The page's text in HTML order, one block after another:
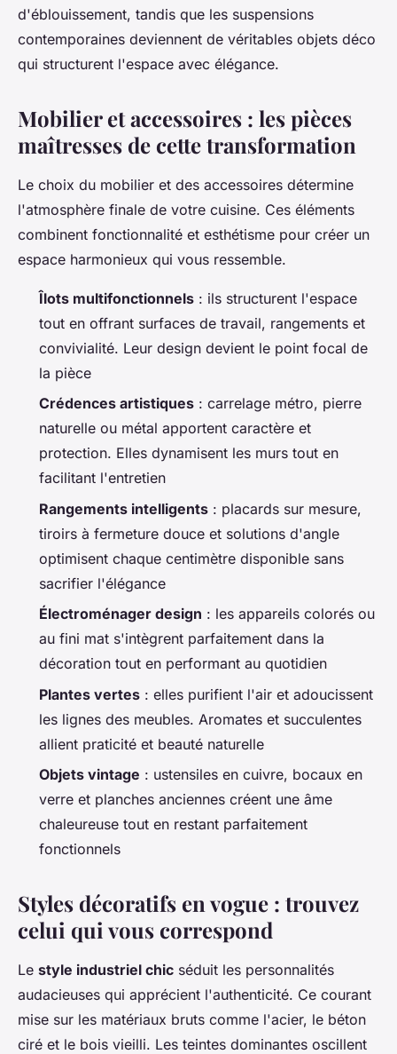
d'éblouissement, tandis que les suspensions
contemporaines deviennent de véritables objets déco
qui structurent l'espace avec élégance.
Mobilier et accessoires : les pièces
maîtresses de cette transformation
Le choix du mobilier et des accessoires détermine
l'atmosphère finale de votre cuisine. Ces éléments
combinent fonctionnalité et esthétisme pour créer un
espace harmonieux qui vous ressemble.
Îlots multifonctionnels : ils structurent l'espace
tout en offrant surfaces de travail, rangements et
convivialité. Leur design devient le point focal de
la pièce
Crédences artistiques : carrelage métro, pierre
naturelle ou métal apportent caractère et
protection. Elles dynamisent les murs tout en
facilitant l'entretien
Rangements intelligents : placards sur mesure,
tiroirs à fermeture douce et solutions d'angle
optimisent chaque centimètre disponible sans
sacrifier l'élégance
Électroménager design : les appareils colorés ou
au fini mat s'intègrent parfaitement dans la
décoration tout en performant au quotidien
Plantes vertes : elles purifient l'air et adoucissent
les lignes des meubles. Aromates et succulentes
allient praticité et beauté naturelle
Objets vintage : ustensiles en cuivre, bocaux en
verre et planches anciennes créent une âme
chaleureuse tout en restant parfaitement
fonctionnels
Styles décoratifs en vogue : trouvez
celui qui vous correspond
Le style industriel chic séduit les personnalités
audacieuses qui apprécient l'authenticité. Ce courant
mise sur les matériaux bruts comme l'acier, le béton
ciré et le bois vieilli. Les teintes dominantes oscillent